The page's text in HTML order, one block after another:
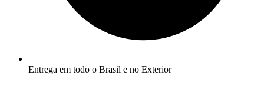
Entrega em todo o Brasil e no Exterior